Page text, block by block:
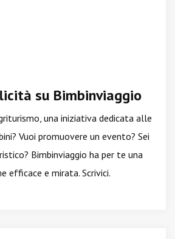
su Bimbinviaggio
una iniziativa dedicata alle
Vuoi promuovere un evento? Sei
Bimbinviaggio ha per te una
efficace e mirata. Scrivici.